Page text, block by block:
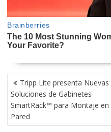
NAVEGACIÓN
DE
ENTRADAS
Tripp Lite presenta Nuevas
Soluciones de Gabinetes
SmartRack™ para Montaje en
Pared